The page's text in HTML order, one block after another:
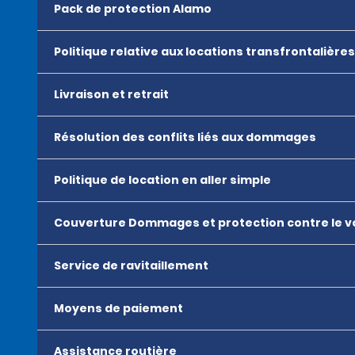
Pack de protection Alamo
Politique relative aux locations transfrontalières
Livraison et retrait
Résolution des conflits liés aux dommages
Politique de location en aller simple
Couverture Dommages et protection contre le
Service de ravitaillement
Moyens de paiement
Assistance routière